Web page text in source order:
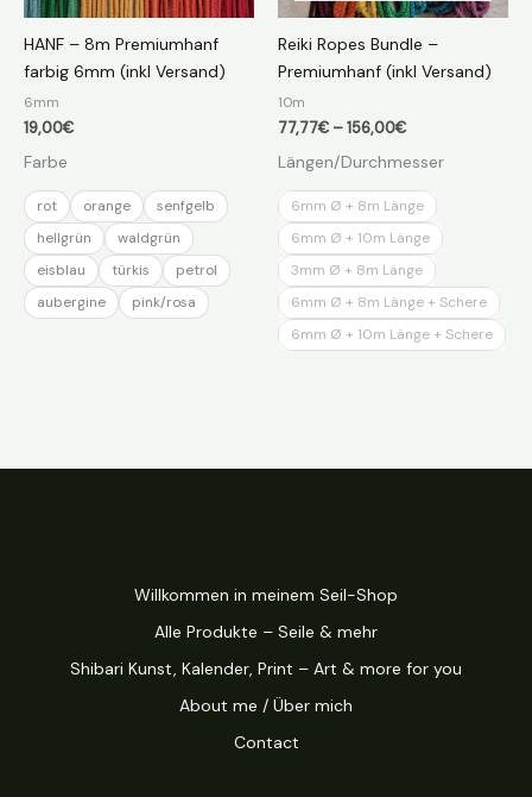
HANF – 8m Premiumhanf
farbig 6mm (inkl Versand)
6mm
19,00€
Farbe
rot orange
senfgelb
hellgrün
waldgrün
eisblau
türkis
petrol
aubergine
pink/rosa
Reiki Ropes Bundle –
Premiumhanf (inkl Versand)
10m
77,77€ –156,00€Preisspanne:
bis
Längen/Durchmesser
6mm Ø + 8m Länge
6mm Ø + 10m Länge
3mm Ø + 8m Länge
6mm Ø + 8m Länge + Schere
6mm Ø + 10m Länge + Schere
Willkommen in meinem Seil-Shop
Alle Produkte – Seile & mehr
Shibari Kunst, Kalender, Print – Art & more for you
About me / Über mich
Contact